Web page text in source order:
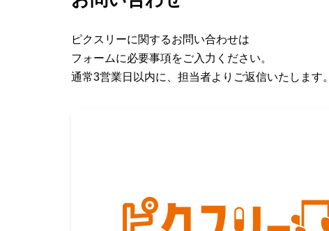
ピクスリーに関するお問い合わせは
フォームに必要事項をご入力ください。
通常3営業日以内に、担当者よりご返信いたします。